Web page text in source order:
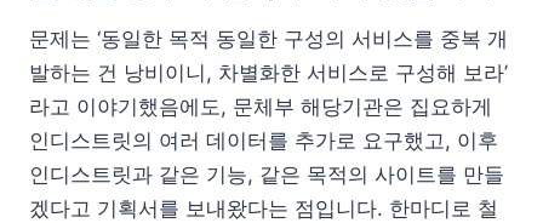
문제는 ‘동일한 목적 동일한 구성의 서비스를 중복 개
발하는 건 낭비이니, 차별화한 서비스로 구성해 보라’
라고 이야기했음에도, 문체부 해당기관은 집요하게
인디스트릿의 여러 데이터를 추가로 요구했고, 이후
인디스트릿과 같은 기능, 같은 목적의 사이트를 만들
겠다고 기획서를 보내왔다는 점입니다. 한마디로 철